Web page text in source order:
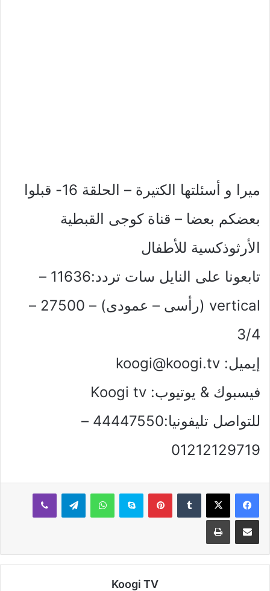
ميرا و أسئلتها الكتيرة – الحلقة 16- قبلوا
بعضكم بعضا – قناة كوجى القبطية
الأرثوذكسية للأطفال
تابعونا على النايل سات تردد:11636 –
vertical (رأسى – عمودى) – 27500 –
3/4
إيميل: koogi@koogi.tv
فيسبوك & يوتيوب: Koogi tv
للتواصل تليفونيا:44447550 –
01212129719
بينتيريستسكايب واتساب تيلقرام ڤايبر
مشاركة عبر البريد طباعة
Koogi TV